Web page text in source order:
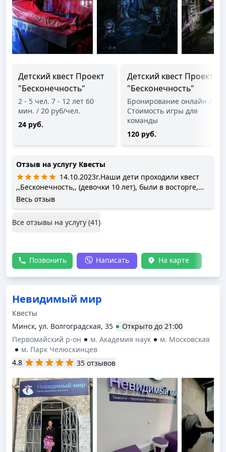
Детский квест Проект
"Бесконечность"
2 - 5 чел. 7 - 12 лет 60
мин. / 20 руб/чел.
24 руб.
Детский квест Проект
"Бесконечность"
Бронирование онлайн /
Стоимость игры для
команды
120 руб.
Отзыв на услугу Квесты
14.10.2023г.Наши дети проходили квест
,,Бесконечность,, (девочки 10 лет), были в восторге,
Весь отзыв
Все отзывы на услугу (41)
Позвонить Написать На карте
Невидимый мир
Квесты
Минск, ул. Волгоградская, 35
Открыто до 21:00
Первомайский р-он
м. Академия наук
м. Московская
м. Парк Челюскинцев
4.8
35 отзывов